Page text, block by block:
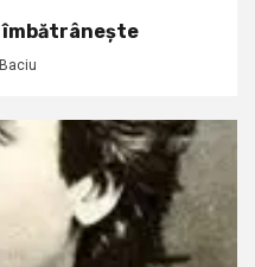
îmbătrânește